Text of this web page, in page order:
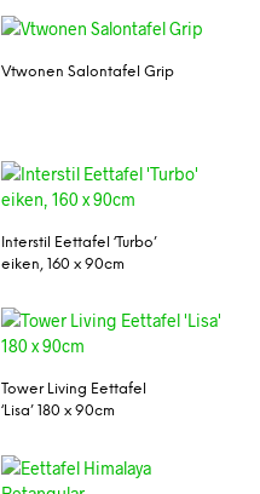
Vtwonen Salontafel Grip
Interstil Eettafel ‘Turbo’
eiken, 160 x 90cm
Tower Living Eettafel
‘Lisa’ 180 x 90cm